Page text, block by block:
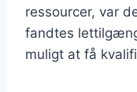
ressourcer, var
fandtes
muligt at få